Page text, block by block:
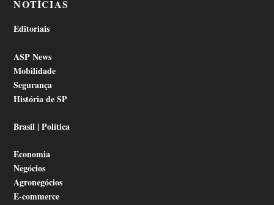
NOTÍCIAS
Editoriais
ASP News
Mobilidade
Segurança
História de SP
Brasil | Política
Economia
Negócios
Agronegócios
E-commerce